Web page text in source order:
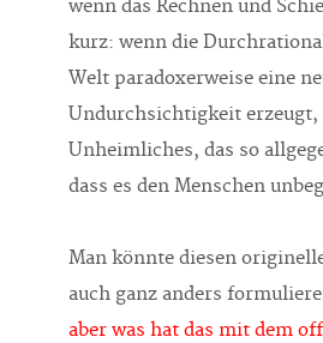
wenn das Rechnen und
kurz: wenn die
Welt paradoxerweise eine
Undurchsichtigkeit erzeugt,
Unheimliches, das so
dass es den Menschen
Man könnte diesen
auch ganz anders
aber was hat das mit dem